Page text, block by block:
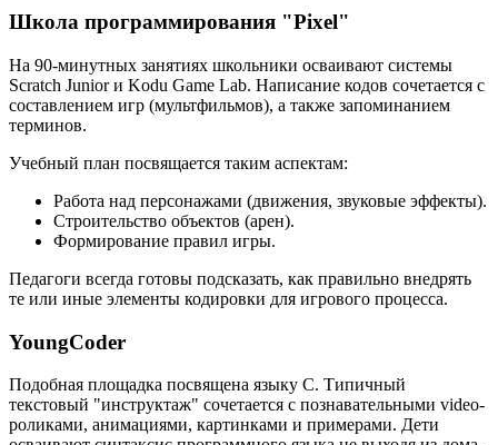
Школа программирования "Pixel"
На 90-минутных занятиях школьники осваивают системы
Scratch Junior и Kodu Game Lab. Написание кодов сочетается с
составлением игр (мультфильмов), а также запоминанием
терминов.
Учебный план посвящается таким аспектам:
Работа над персонажами (движения, звуковые эффекты).
Строительство объектов (арен).
Формирование правил игры.
Педагоги всегда готовы подсказать, как правильно внедрять
те или иные элементы кодировки для игрового процесса.
YoungCoder
Подобная площадка посвящена языку C. Типичный
текстовый "инструктаж" сочетается с познавательными video-
роликами, анимациями, картинками и примерами. Дети